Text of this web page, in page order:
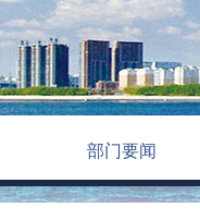
部门要闻